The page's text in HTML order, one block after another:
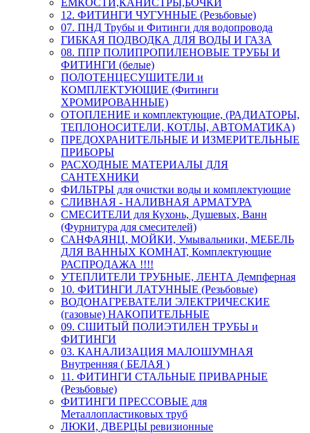
ЕМКОСТИ,КАНИСТРЫ,БОЧКИ
12. ФИТИНГИ ЧУГУННЫЕ (Резьбовые)
07. ПНД Трубы и Фитинги для водопровода
ГИБКАЯ ПОДВОДКА ДЛЯ ВОДЫ И ГАЗА
08. ППР ПОЛИПРОПИЛЕНОВЫЕ ТРУБЫ И
ФИТИНГИ (белые)
ПОЛОТЕНЦЕСУШИТЕЛИ и
КОМПЛЕКТУЮЩИЕ (Фитинги
ХРОМИРОВАННЫЕ)
ОТОПЛЕНИЕ и комплектующие, (РАДИАТОРЫ,
ТЕПЛОНОСИТЕЛИ, КОТЛЫ, АВТОМАТИКА)
ПРЕДОХРАНИТЕЛЬНЫЕ И ИЗМЕРИТЕЛЬНЫЕ
ПРИБОРЫ
РАСХОДНЫЕ МАТЕРИАЛЫ ДЛЯ
САНТЕХНИКИ
ФИЛЬТРЫ для очистки воды и комплектующие
СЛИВНАЯ - НАЛИВНАЯ АРМАТУРА
СМЕСИТЕЛИ для Кухонь, Душевых, Ванн
(Фурнитура для смесителей)
САНФАЯНЦ, МОЙКИ, Умывальники, МЕБЕЛЬ
ДЛЯ ВАННЫХ КОМНАТ, Комплектующие
РАСПРОДАЖА !!!!
УТЕПЛИТЕЛИ ТРУБНЫЕ, ЛЕНТА Демпферная
10. ФИТИНГИ ЛАТУННЫЕ (Резьбовые)
ВОДОНАГРЕВАТЕЛИ ЭЛЕКТРИЧЕСКИЕ
(газовые) НАКОПИТЕЛЬНЫЕ
09. СШИТЫЙ ПОЛИЭТИЛЕН ТРУБЫ и
ФИТИНГИ
03. КАНАЛИЗАЦИЯ МАЛОШУМНАЯ
Внутренняя ( БЕЛАЯ )
11. ФИТИНГИ СТАЛЬНЫЕ ПРИВАРНЫЕ
(Резьбовые)
ФИТИНГИ ПРЕССОВЫЕ для
Металлопластиковых труб
ЛЮКИ, ДВЕРЦЫ ревизионные